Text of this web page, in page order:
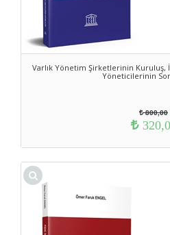
Varlık Yönetim Şirketlerinin Kuruluş,
Yöneticilerinin
800,00